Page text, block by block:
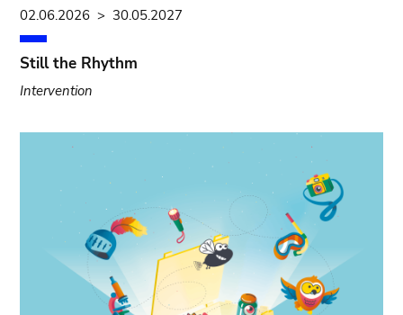
02.06.2026 > 30.05.2027
Still the Rhythm
Intervention